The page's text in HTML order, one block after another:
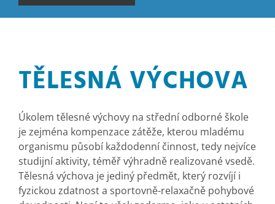
TĚLESNÁ VÝCHOVA
Úkolem tělesné výchovy na střední odborné škole
je zejména kompenzace zátěže, kterou mladému
organismu působí každodenní činnost, tedy nejvíce
studijní aktivity, téměř výhradně realizované vsedě.
Tělesná výchova je jediný předmět, který rozvíjí i
fyzickou zdatnost a sportovně-relaxačně pohybové